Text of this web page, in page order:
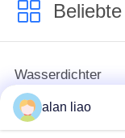
Wasserdichter
alan liao